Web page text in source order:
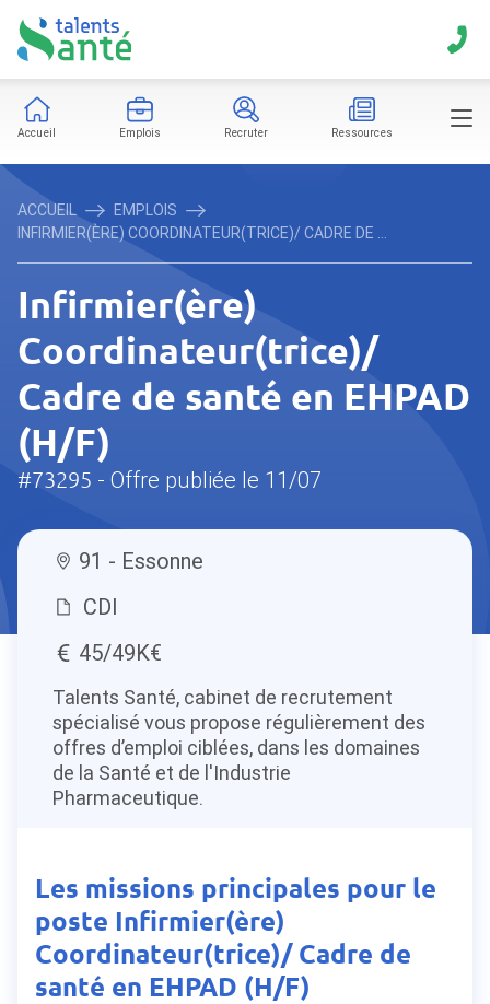
Accueil Emplois Recruter Ressources
ACCUEIL
EMPLOIS
INFIRMIER(ÈRE) COORDINATEUR(TRICE)/ CADRE DE ...
Infirmier(ère)
Coordinateur(trice)/
Cadre de santé en EHPAD
(H/F)
#73295 - Offre publiée le 11/07
91 - Essonne
CDI
45/49K€
Talents Santé, cabinet de recrutement
spécialisé vous propose régulièrement des
offres d’emploi ciblées, dans les domaines
de la Santé et de l'Industrie
Pharmaceutique.
Les missions principales pour le
poste Infirmier(ère)
Coordinateur(trice)/ Cadre de
santé en EHPAD (H/F)